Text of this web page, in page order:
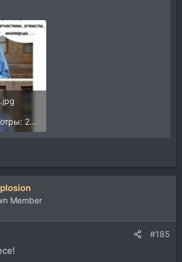
61 KB · Просмотры: 249
Member
#185